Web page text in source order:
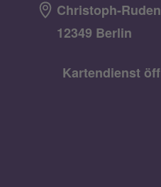
Christoph-
12349 Berlin
Kartendienst